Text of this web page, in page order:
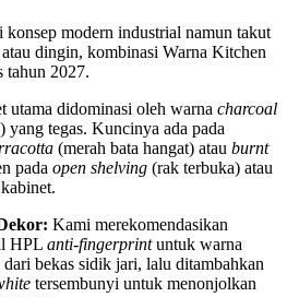
modern industrial namun takut
dingin, kombinasi Warna Kitchen
tahun 2027.
utama didominasi oleh warna charcoal
yang tegas. Kuncinya ada pada
(merah bata hangat) atau burnt
pada open shelving (rak terbuka) atau
Kami merekomendasikan
HPL anti-fingerprintuntuk warna
dari bekas sidik jari, lalu ditambahkan
tersembunyi untuk menonjolkan